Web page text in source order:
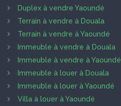
Duplex à vendre Yaoundé
Terrain à vendre à Douala
Terrain à vendre à Yaoundé
Immeuble à vendre à Douala
Immeuble à vendre à Yaoundé
Immeuble à louer à Douala
Immeuble à louer à Yaoundé
Villa à louer à Yaoundé